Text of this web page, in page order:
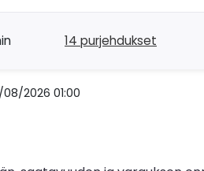
14 purjehdukset
2026 01:00